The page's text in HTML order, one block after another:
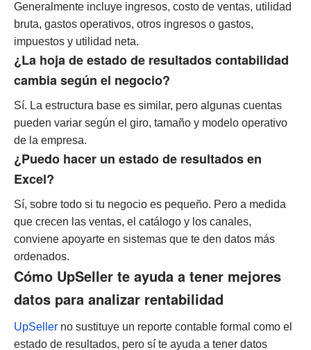
Generalmente incluye ingresos, costo de ventas, utilidad
bruta, gastos operativos, otros ingresos o gastos,
impuestos y utilidad neta.
¿La hoja de estado de resultados contabilidad
cambia según el negocio?
Sí. La estructura base es similar, pero algunas cuentas
pueden variar según el giro, tamaño y modelo operativo
de la empresa.
¿Puedo hacer un estado de resultados en
Excel?
Sí, sobre todo si tu negocio es pequeño. Pero a medida
que crecen las ventas, el catálogo y los canales,
conviene apoyarte en sistemas que te den datos más
ordenados.
Cómo UpSeller te ayuda a tener mejores
datos para analizar rentabilidad
UpSeller no sustituye un reporte contable formal como el
estado de resultados, pero sí te ayuda a tener datos